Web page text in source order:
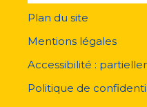
pied
page
Plan du site
Mentions légales
Accessibilité :
Politique de